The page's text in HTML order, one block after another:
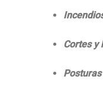
Cortes y